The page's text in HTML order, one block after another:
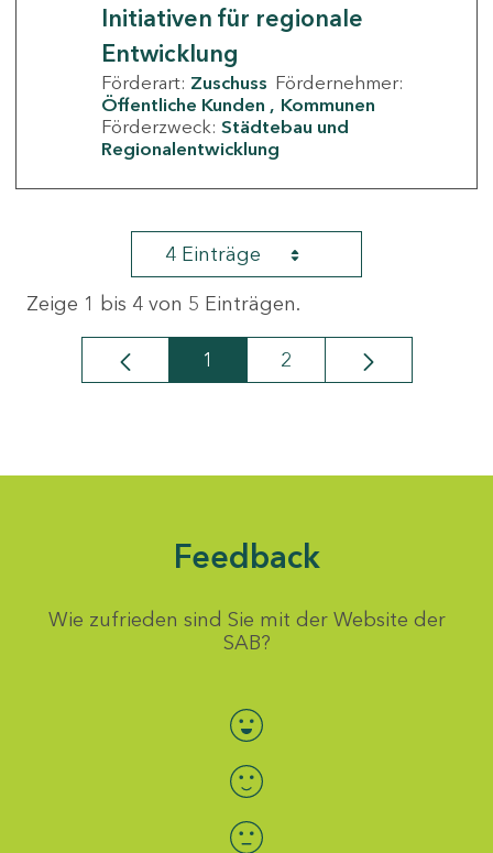
Initiativen für regionale
Entwicklung
Förderart: Zuschuss Fördernehmer:
Öffentliche Kunden
Kommunen
Förderzweck: Städtebau und
Regionalentwicklung
4 Einträge
Zeige 1 bis 4 von 5 Einträgen.
Seite
1 Seite
2
Feedback
Wie zufrieden sind Sie mit der Website der
SAB?
Bewertung auswählen